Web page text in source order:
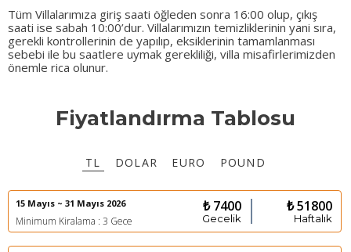
Tüm Villalarımıza giriş saati öğleden sonra 16:00 olup, çıkış
saati ise sabah 10:00’dur. Villalarımızın temizliklerinin yani sıra,
gerekli kontrollerinin de yapılıp, eksiklerinin tamamlanması
sebebi ile bu saatlere uymak gerekliliği, villa misafirlerimizden
önemle rica olunur.
Fiyatlandırma Tablosu
TL DOLAR EURO POUND
15 Mayıs ~ 31 Mayıs 2026
Minimum Kiralama : 3 Gece
₺ 7400
Gecelik
₺ 51800
Haftalık